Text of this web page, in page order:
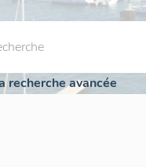
recherche avancée